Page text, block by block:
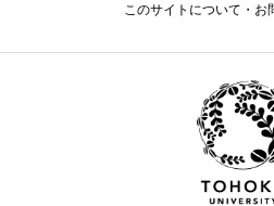
このサイトについて・お